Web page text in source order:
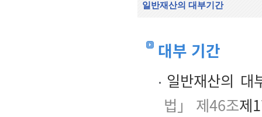
일반재산의 대부기간
대부 기간
일반재산의 대
법」 제46조제